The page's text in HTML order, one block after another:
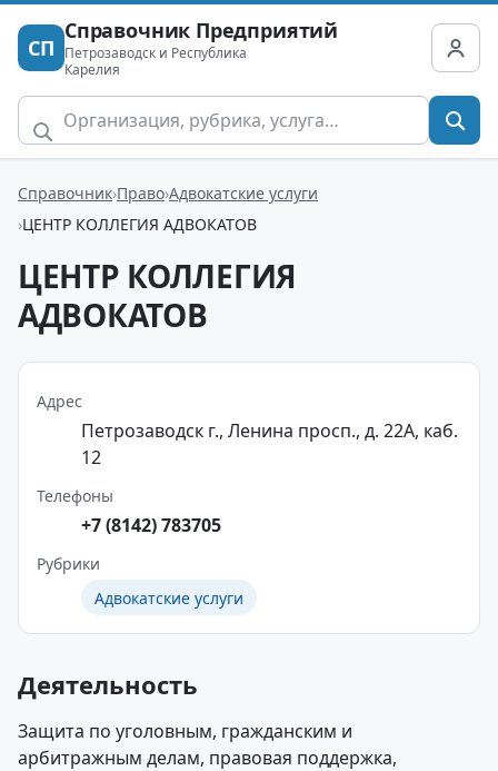
СП
Справочник Предприятий
Петрозаводск и Республика
Карелия
Справочник Право Адвокатские услуги
ЦЕНТР КОЛЛЕГИЯ АДВОКАТОВ
ЦЕНТР КОЛЛЕГИЯ
АДВОКАТОВ
Адрес
Петрозаводск г., Ленина просп., д. 22А, каб.
12
Телефоны
+7 (8142) 783705
Рубрики
Адвокатские услуги
Деятельность
Защита по уголовным, гражданским и
арбитражным делам, правовая поддержка,